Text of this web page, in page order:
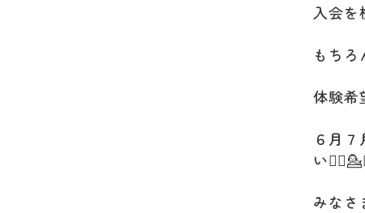
入会を
もちろ
体験希
６月
い
みなさ